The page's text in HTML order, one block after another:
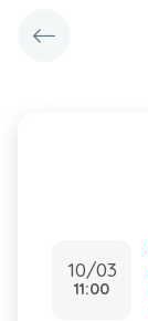
10/03
11:00